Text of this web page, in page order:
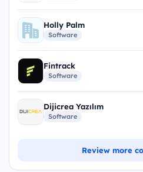
Holly Palm
Software
Fintrack
Software
Dijicrea Yazılım
Software
Review more